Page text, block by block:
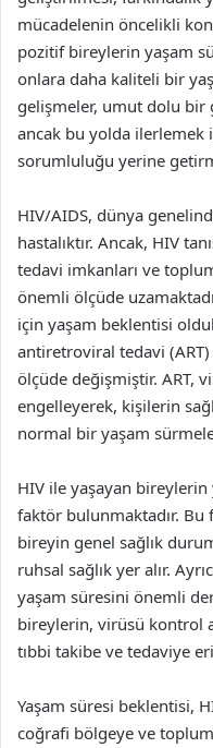
mücadelenin öncelikli
pozitif bireylerin yaşam
onlara daha kaliteli bir
gelişmeler, umut dolu bir
ancak bu yolda ilerlemek
sorumluluğu yerine
HIV/AIDS, dünya
hastalıktır. Ancak, HIV
tedavi imkanları ve
önemli ölçüde
için yaşam beklentisi
antiretroviral tedavi
ölçüde değişmiştir. ART,
engelleyerek, kişilerin
normal bir yaşam
HIV ile yaşayan
faktör bulunmaktadır. Bu
bireyin genel sağlık
ruhsal sağlık yer alır.
yaşam süresini önemli
bireylerin, virüsü kontrol
tıbbi takibe ve tedaviye
Yaşam süresi beklentisi,
coğrafi bölgeye ve